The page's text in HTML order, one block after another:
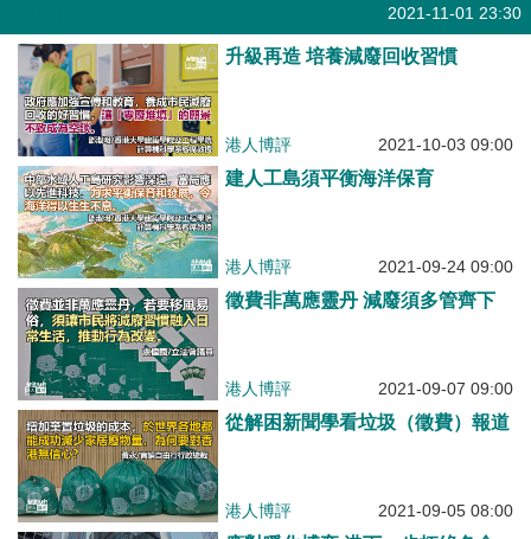
2021-11-01 23:30
升級再造 培養減廢回收習慣
港人博評 2021-10-03 09:00
建人工島須平衡海洋保育
港人博評 2021-09-24 09:00
徵費非萬應靈丹 減廢須多管齊下
港人博評 2021-09-07 09:00
從解困新聞學看垃圾（徵費）報道
港人博評 2021-09-05 08:00